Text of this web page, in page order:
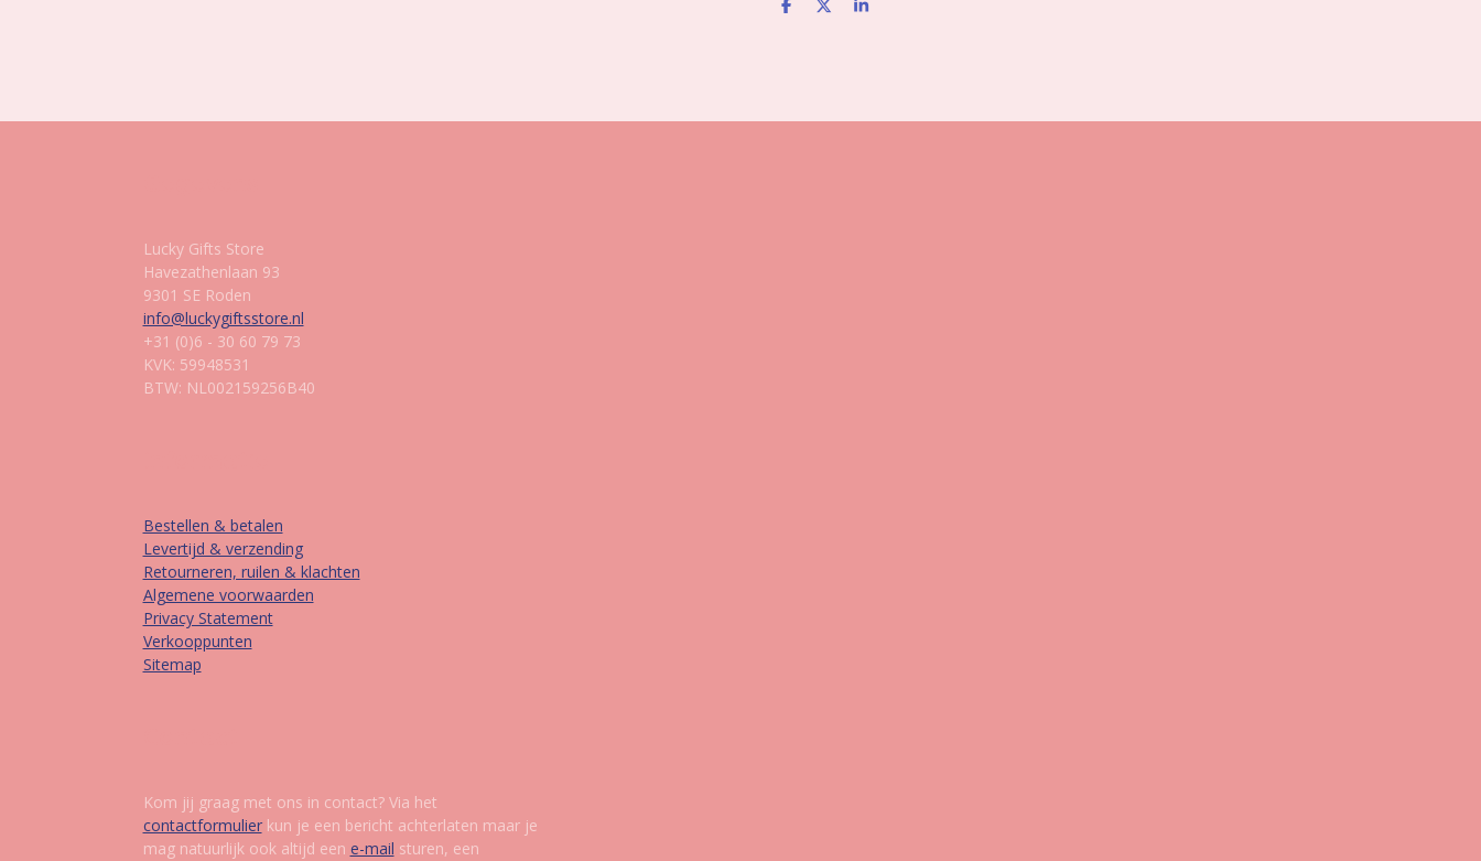
D
D
S
Lucky Gifts Store
Havezathenlaan 93
9301 SE Roden
info@luckygiftsstore.nl
+31 (0)6 - 30 60 79 73
KVK: 59948531
BTW: NL002159256B40
Bestellen & betalen
Levertijd & verzending
Retourneren, ruilen & klachten
Algemene voorwaarden
Privacy Statement
Verkooppunten
Sitemap
Kom jij graag met ons in contact? Via het
contactformulierkun je een bericht achterlaten maar je
mag natuurlijk ook altijd een e-mail sturen, een